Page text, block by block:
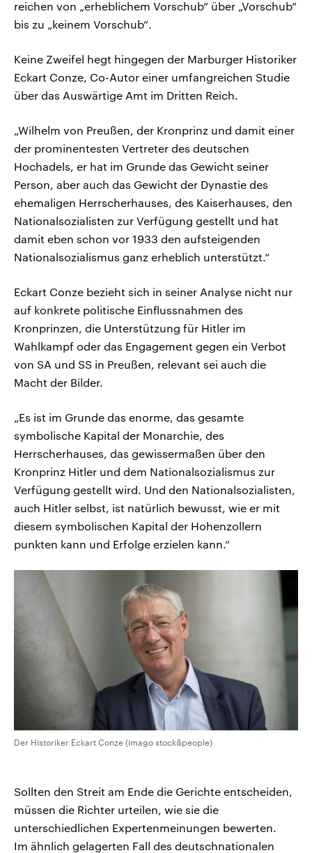
reichen von „erheblichem Vorschub“ über „Vorschub“
bis zu „keinem Vorschub“.
Keine Zweifel hegt hingegen der Marburger Historiker
Eckart Conze, Co-Autor einer umfangreichen Studie
über das Auswärtige Amt im Dritten Reich.
„Wilhelm von Preußen, der Kronprinz und damit einer
der prominentesten Vertreter des deutschen
Hochadels, er hat im Grunde das Gewicht seiner
Person, aber auch das Gewicht der Dynastie des
ehemaligen Herrscherhauses, des Kaiserhauses, den
Nationalsozialisten zur Verfügung gestellt und hat
damit eben schon vor 1933 den aufsteigenden
Nationalsozialismus ganz erheblich unterstützt.“
Eckart Conze bezieht sich in seiner Analyse nicht nur
auf konkrete politische Einflussnahmen des
Kronprinzen, die Unterstützung für Hitler im
Wahlkampf oder das Engagement gegen ein Verbot
von SA und SS in Preußen, relevant sei auch die
Macht der Bilder.
„Es ist im Grunde das enorme, das gesamte
symbolische Kapital der Monarchie, des
Herrscherhauses, das gewissermaßen über den
Kronprinz Hitler und dem Nationalsozialismus zur
Verfügung gestellt wird. Und den Nationalsozialisten,
auch Hitler selbst, ist natürlich bewusst, wie er mit
diesem symbolischen Kapital der Hohenzollern
punkten kann und Erfolge erzielen kann.“
Der Historiker Eckart Conze (imago stock&people)
Sollten den Streit am Ende die Gerichte entscheiden,
müssen die Richter urteilen, wie sie die
unterschiedlichen Expertenmeinungen bewerten.
Im ähnlich gelagerten Fall des deutschnationalen